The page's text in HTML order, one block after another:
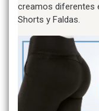
creamos diferentes
Shorts y Faldas.